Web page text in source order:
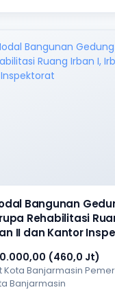
Bangunan
Rehabilitasi
II dan Kantor
(460,0 Jt)
Kota Banjarmasin
Banjarmasin